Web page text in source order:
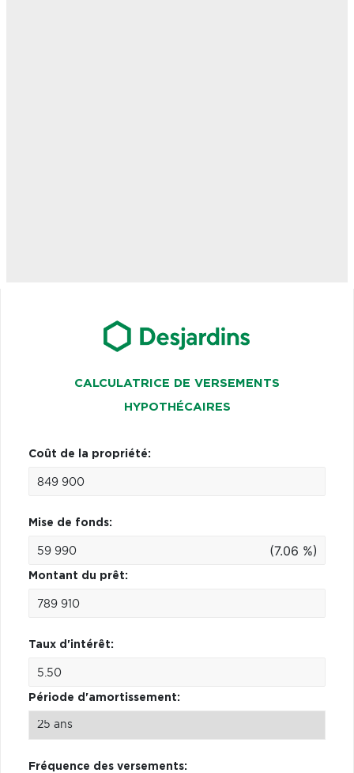
CALCULATRICE DE VERSEMENTS
HYPOTHÉCAIRES
Coût de la propriété:
Mise de fonds:
(7.06 %)
Montant du prêt:
Taux d'intérêt:
Période d'amortissement:
Fréquence des versements: